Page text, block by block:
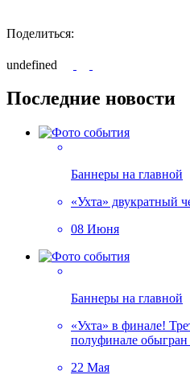
Поделиться:
undefined
Последние новости
Баннеры на главной
«Ухта» двукратный
08 Июня
Баннеры на главной
«Ухта» в финале!
полуфинале
22 Мая